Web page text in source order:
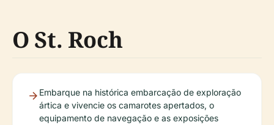
O St. Roch
Embarque na histórica embarcação de exploração
ártica e vivencie os camarotes apertados, o
equipamento de navegação e as exposições